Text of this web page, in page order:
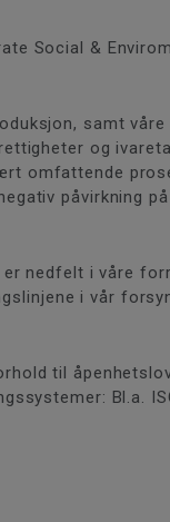
Social &
samt
og
omfattende
påvirkning
nedfelt i våre
i vår
til
Bl.a.